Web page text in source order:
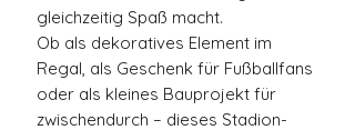
gleichzeitig Spaß macht.
Ob als dekoratives Element im
Regal, als Geschenk für Fußballfans
oder als kleines Bauprojekt für
zwischendurch – dieses Stadion-